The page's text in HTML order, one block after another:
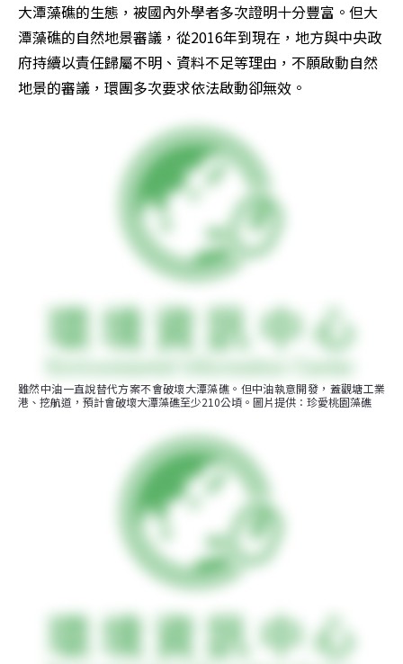
大潭藻礁的生態，被國內外學者多次證明十分豐富。但大
潭藻礁的自然地景審議，從2016年到現在，地方與中央政
府持續以責任歸屬不明、資料不足等理由，不願啟動自然
地景的審議，環團多次要求依法啟動卻無效。
雖然中油一直說替代方案不會破壞大潭藻礁。但中油執意開發，蓋觀塘工業
港、挖航道，預計會破壞大潭藻礁至少210公頃。圖片提供：珍愛桃園藻礁